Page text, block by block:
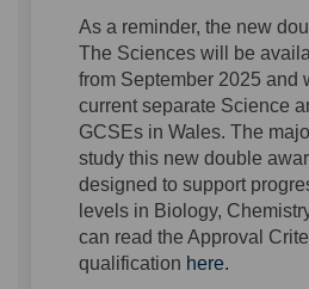
As a reminder, the new
The Sciences will be
from September 2025 and
current separate Science
GCSEs in Wales. The
study this new double
designed to support
levels in Biology,
can read the Approval
qualification here.